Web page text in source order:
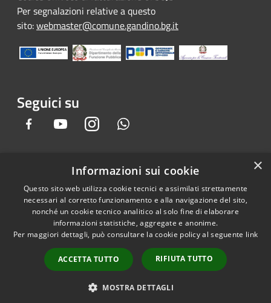
Per segnalazioni relative a questo
sito:webmaster@comune.gandino.bg.it
Seguici su
Facebook YoutubeInstagram
Accessibilità
Privacy
Mappa del sito
Dichiarazione e Feedback
accessibilità sito e app
Gandino • Powered by
Municipium•Accesso
redazione
×
Informazioni sui cookie
Questo sito web utilizza cookie tecnici e assimilati strettamente
necessari al corretto funzionamento e alla navigazione del sito,
nonché un cookie tecnico analitico al solo fine di elaborare
informazioni statistiche, aggregate e anonime.
Per maggiori dettagli, può consultare la cookie policy al seguente link
ACCETTA TUTTO RIFIUTA TUTTO
MOSTRA DETTAGLI